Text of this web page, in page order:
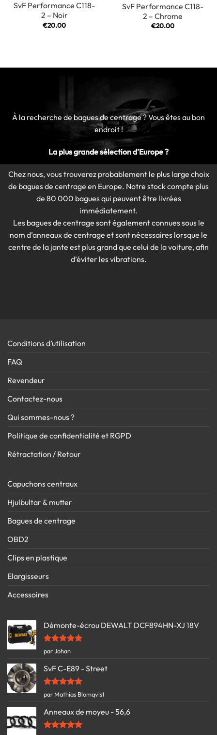
SvF Performance C118-
2 – Noir
€20.00
SvF Performance C118-
2 – Chrome
€20.00
À la recherche de bagues de centrage ?Vous êtes au bon
endroit !
La plus grande sélection d’Europe ?
Chez nous, vous trouverez probablement le plus large choix
de bagues de centrage en Europe. Notre stock compte plus
de 80 000 bagues qui peuvent être livrées
immédiatement.
Les bagues de centrage sont également connues sous le
nom d’anneaux de centrage et sont nécessaires lorsque le
centre de la jante est plus grand que celui de la voiture, afin
d’éviter les vibrations.
Conditions d’utilisation
FAQ
Revendeur
Contactez-nous
Qui sommes-nous ?
Politique de confidentialité et RGPD
Rétractation / Retour
Capuchons centraux
Hjulbultar & mutter
Bagues de centrage
OBD2
Clips en plastique
Elargisseurs
Accessoires
Démonte-écrou DEWALT DCF894HN-XJ 18V
Note5sur
5
par Johan
SvF C-E89 - Street
Note5sur
5
par Mathias Blomqvist
Anneaux de moyeu - 56,6